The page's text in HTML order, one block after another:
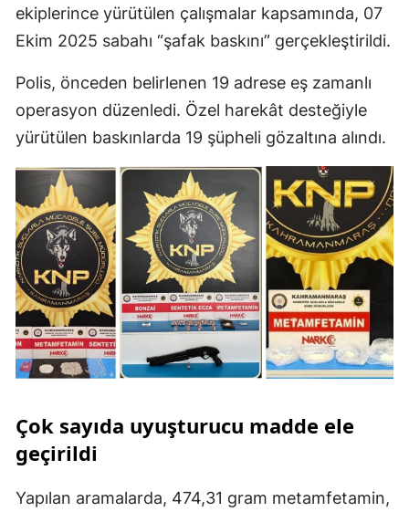
ekiplerince yürütülen çalışmalar kapsamında, 07
Ekim 2025 sabahı “şafak baskını” gerçekleştirildi.
Polis, önceden belirlenen 19 adrese eş zamanlı
operasyon düzenledi. Özel harekât desteğiyle
yürütülen baskınlarda 19 şüpheli gözaltına alındı.
Çok sayıda uyuşturucu madde ele
geçirildi
Yapılan aramalarda, 474,31 gram metamfetamin,